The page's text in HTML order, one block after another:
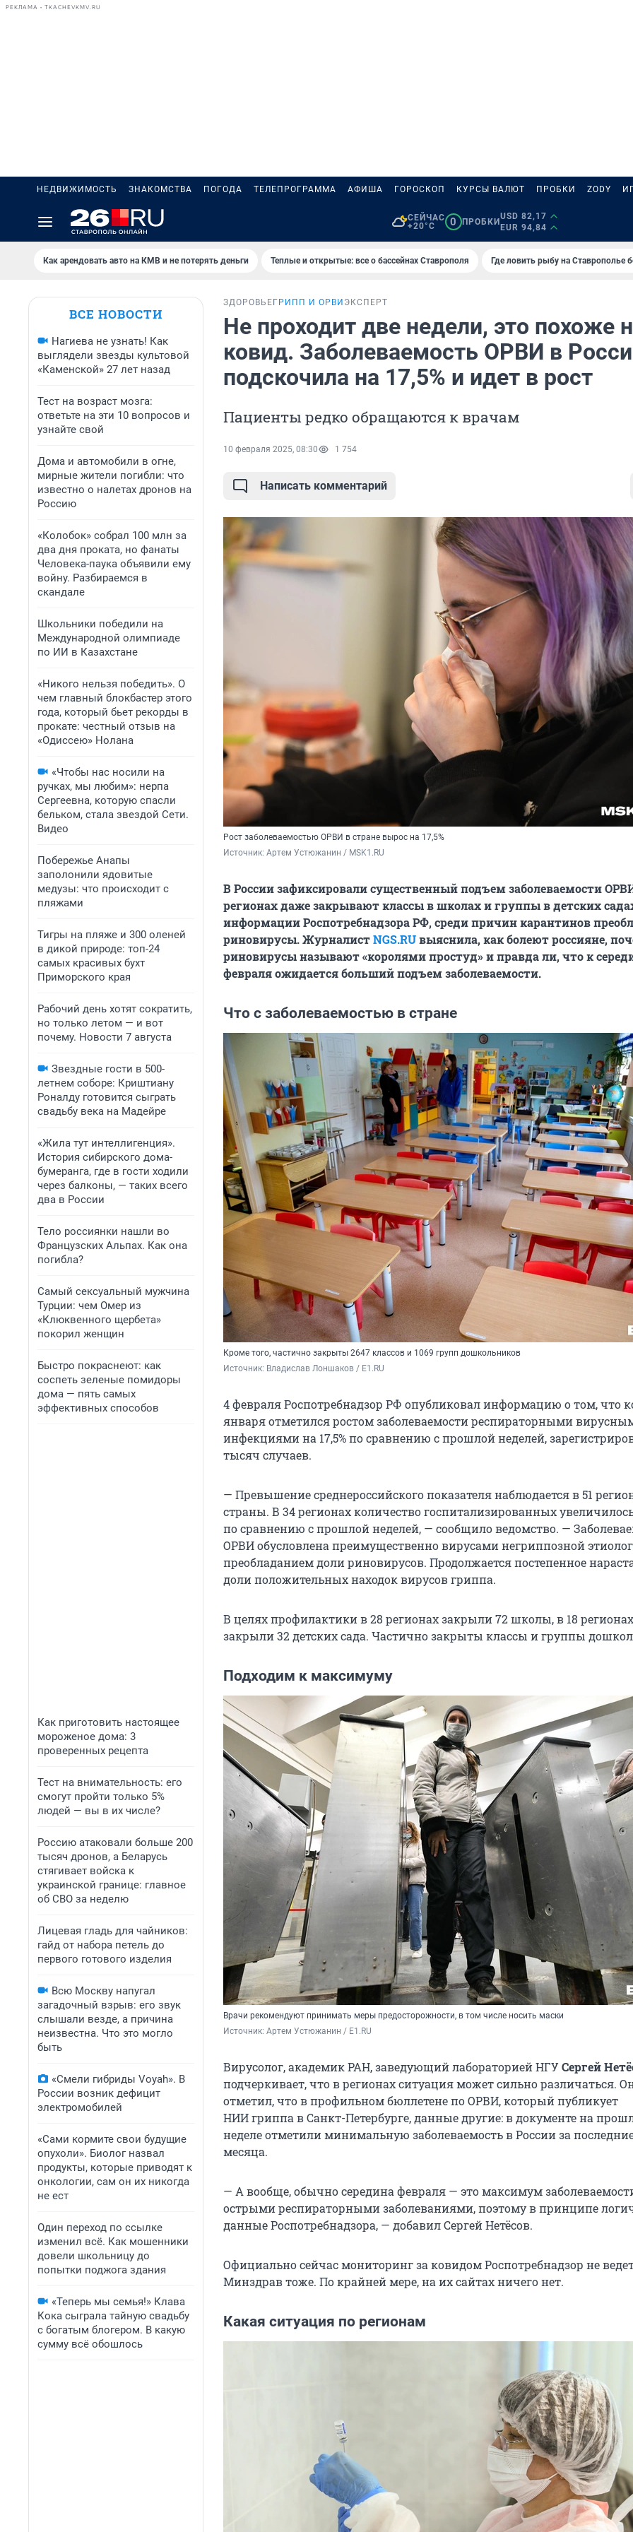
РЕКЛАМА • TKACHEVKMV.RU
НЕДВИЖИМОСТЬ ЗНАКОМСТВА ПОГОДА ТЕЛЕПРОГРАММА АФИША ГОРОСКОП КУРСЫ ВАЛЮТ ПРОБКИ ZODY
СЕЙЧАС
+20°C
0 ПРОБКИ
USD 82,17
EUR 94,84
Как арендовать авто на КМВ и не потерять деньги Теплые и открытые: все о бассейнах Ставрополя Где ловить рыбу на Ставрополье
ВСЕ НОВОСТИ
Нагиева не узнать! Как
выглядели звезды культовой
«Каменской» 27 лет назад
Тест на возраст мозга:
ответьте на эти 10 вопросов и
узнайте свой
Дома и автомобили в огне,
мирные жители погибли: что
известно о налетах дронов на
Россию
«Колобок» собрал 100 млн за
два дня проката, но фанаты
Человека-паука объявили ему
войну. Разбираемся в
скандале
Школьники победили на
Международной олимпиаде
по ИИ в Казахстане
«Никого нельзя победить». О
чем главный блокбастер этого
года, который бьет рекорды в
прокате: честный отзыв на
«Одиссею» Нолана
«Чтобы нас носили на
ручках, мы любим»: нерпа
Сергеевна, которую спасли
бельком, стала звездой Сети.
Видео
Побережье Анапы
заполонили ядовитые
медузы: что происходит с
пляжами
Тигры на пляже и 300 оленей
в дикой природе: топ-24
самых красивых бухт
Приморского края
Рабочий день хотят сократить,
но только летом — и вот
почему. Новости 7 августа
Звездные гости в 500-
летнем соборе: Криштиану
Роналду готовится сыграть
свадьбу века на Мадейре
«Жила тут интеллигенция».
История сибирского дома-
бумеранга, где в гости ходили
через балконы, — таких всего
два в России
Тело россиянки нашли во
Французских Альпах. Как она
погибла?
Самый сексуальный мужчина
Турции: чем Омер из
«Клюквенного щербета»
покорил женщин
Быстро покраснеют: как
соспеть зеленые помидоры
дома — пять самых
эффективных способов
Как приготовить настоящее
мороженое дома: 3
проверенных рецепта
Тест на внимательность: его
смогут пройти только 5%
людей — вы в их числе?
Россию атаковали больше 200
тысяч дронов, а Беларусь
стягивает войска к
украинской границе: главное
об СВО за неделю
Лицевая гладь для чайников:
гайд от набора петель до
первого готового изделия
Всю Москву напугал
загадочный взрыв: его звук
слышали везде, а причина
неизвестна. Что это могло
быть
«Смели гибриды Voyah». В
России возник дефицит
электромобилей
«Сами кормите свои будущие
опухоли». Биолог назвал
продукты, которые приводят к
онкологии, сам он их никогда
не ест
Один переход по ссылке
изменил всё. Как мошенники
довели школьницу до
попытки поджога здания
«Теперь мы семья!» Клава
Кока сыграла тайную свадьбу
с богатым блогером. В какую
сумму всё обошлось
ЗДОРОВЬЕ ГРИПП И ОРВИ ЭКСПЕРТ
Не проходит две недели, это похоже
ковид. Заболеваемость ОРВИ в
подскочила на 17,5% и идет в рост
Пациенты редко обращаются к врачам
10 февраля 2025, 08:30 1 754
Написать комментарий
Рост заболеваемостью ОРВИ в стране вырос на 17,5%
Источник: Артем Устюжанин / MSK1.RU
В России зафиксировали существенный подъем заболеваемости
регионах даже закрывают классы в школах и группы в детских
информации Роспотребнадзора РФ, среди причин карантинов
риновирусы. ЖурналистNGS.RUвыяснила, как болеют россияне,
риновирусы называют «королями простуд» и правда ли, что к
февраля ожидается больший подъем заболеваемости.
Что с заболеваемостью в стране
Кроме того, частично закрыты 2647 классов и 1069 групп дошкольников
Источник: Владислав Лоншаков / E1.RU
4 февраля Роспотребнадзор РФ опубликовал информацию о том, что
января отметился ростом заболеваемости респираторными
инфекциями на 17,5% по сравнению с прошлой неделей,
тысяч случаев.
— Превышение среднероссийского показателя наблюдается в 51
страны. В 34 регионах количество госпитализированных
по сравнению с прошлой неделей, — сообщило ведомство. —
ОРВИ обусловлена преимущественно вирусами негриппозной
преобладанием доли риновирусов. Продолжается постепенное
доли положительных находок вирусов гриппа.
В целях профилактики в 28 регионах закрыли 72 школы, в 18 регионах
закрыли 32 детских сада. Частично закрыты классы и группы
Подходим к максимуму
Врачи рекомендуют принимать меры предосторожности, в том числе носить маски
Источник: Артем Устюжанин / E1.RU
Вирусолог, академик РАН, заведующий лабораторией НГУСергей
подчеркивает, что в регионах ситуация может сильно различаться.
отметил, что в профильном бюллетене по ОРВИ, который публикует
НИИ гриппа в Санкт-Петербурге, данные другие: в документе на
неделе отметили минимальную заболеваемость в России за
месяца.
— А вообще, обычно середина февраля — это максимум
острыми респираторными заболеваниями, поэтому в принципе
данные Роспотребнадзора, — добавил Сергей Нетёсов.
Официально сейчас мониторинг за ковидом Роспотребнадзор не
Минздрав тоже. По крайней мере, на их сайтах ничего нет.
Какая ситуация по регионам